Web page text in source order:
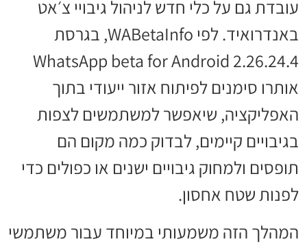
עובדת גם על כלי חדש לניהול גיבויי צ׳אט
באנדרואיד. לפי WABetaInfo, בגרסת
WhatsApp beta for Android 2.26.24.4
אותרו סימנים לפיתוח אזור ייעודי בתוך
האפליקציה, שיאפשר למשתמשים לצפות
בגיבויים קיימים, לבדוק כמה מקום הם
תופסים ולמחוק גיבויים ישנים או כפולים כדי
לפנות שטח אחסון.
המהלך הזה משמעותי במיוחד עבור משתמשי